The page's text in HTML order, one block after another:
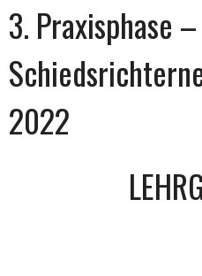
3. Praxisphase –
2022